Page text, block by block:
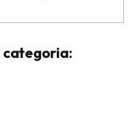
categoria: